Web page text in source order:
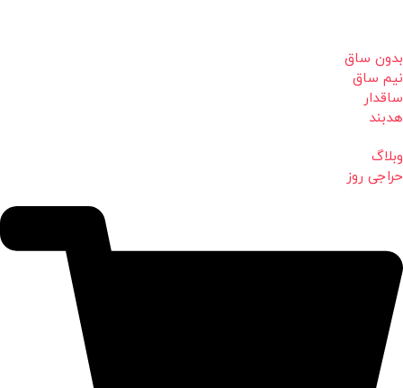
بدون ساق
نیم ساق
ساقدار
هدبند
وبلاگ
حراجی روز